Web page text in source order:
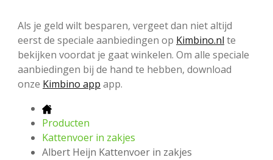
Als je geld wilt besparen, vergeet dan niet altijd
eerst de speciale aanbiedingen op Kimbino.nl te
bekijken voordat je gaat winkelen. Om alle speciale
aanbiedingen bij de hand te hebben, download
onze Kimbino app app.
Producten
Kattenvoer in zakjes
Albert Heijn Kattenvoer in zakjes